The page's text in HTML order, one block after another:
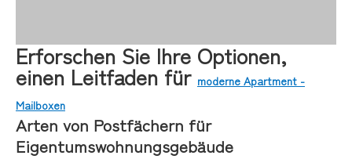
Erforschen Sie Ihre Optionen,
einen Leitfaden für moderne Apartment -
Mailboxen
Arten von Postfächern für
Eigentumswohnungsgebäude